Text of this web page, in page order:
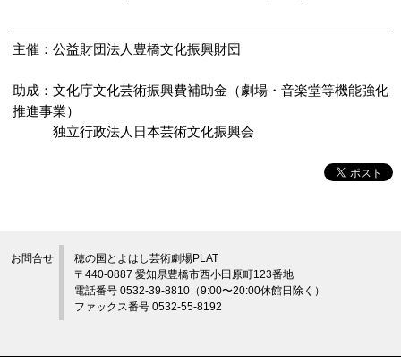
主催：公益財団法人豊橋文化振興財団
助成：文化庁文化芸術振興費補助金（劇場・音楽堂等機能強化
推進事業）
独立行政法人日本芸術文化振興会
お問合せ
穂の国とよはし芸術劇場PLAT
〒440-0887 愛知県豊橋市西小田原町123番地
電話番号 0532-39-8810（9:00〜20:00休館日除く）
ファックス番号 0532-55-8192